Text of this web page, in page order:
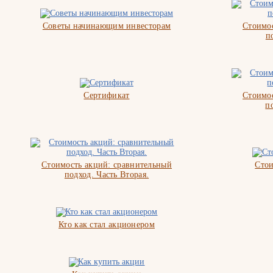
Советы начинающим инвесторам
Сертификат
Стоимость акций: сравнительный
подход. Часть Вторая.
Кто как стал акционером